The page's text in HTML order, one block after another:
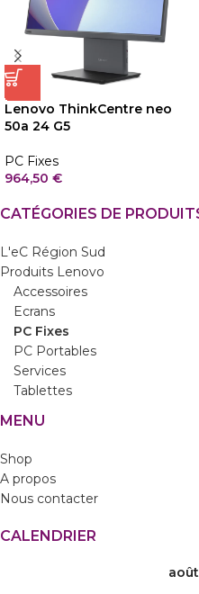
Lenovo ThinkCentre neo
50a 24 G5
PC Fixes
964,50 €
CATÉGORIES DE
L'eC Région Sud
Produits Lenovo
Accessoires
Ecrans
PC Fixes
PC Portables
Services
Tablettes
MENU
Shop
A propos
Nous contacter
CALENDRIER